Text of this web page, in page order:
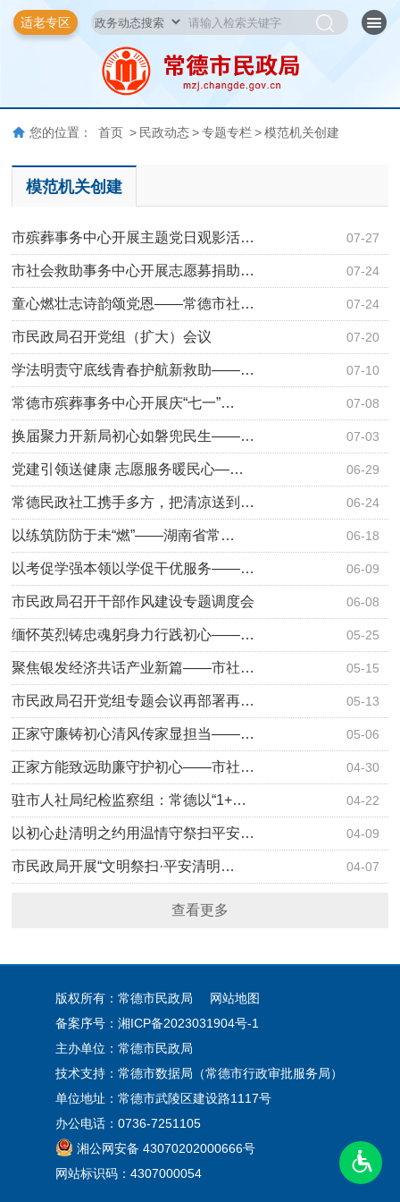
适老专区
您的位置： 首页 > 民政动态 > 专题专栏 > 模范机关创建
模范机关创建
07-27
市殡葬事务中心开展主题党日观影活…
07-24
市社会救助事务中心开展志愿募捐助…
07-24
童心燃壮志诗韵颂党恩——常德市社…
07-20
市民政局召开党组（扩大）会议
07-10
学法明责守底线青春护航新救助——…
07-08
常德市殡葬事务中心开展庆“七一”…
07-03
换届聚力开新局初心如磐兜民生——…
06-29
党建引领送健康 志愿服务暖民心—…
06-24
常德民政社工携手多方，把清凉送到…
06-18
以练筑防防于未“燃”——湖南省常…
06-09
以考促学强本领以学促干优服务——…
06-08
市民政局召开干部作风建设专题调度会
05-25
缅怀英烈铸忠魂躬身力行践初心——…
05-15
聚焦银发经济共话产业新篇——市社…
05-13
市民政局召开党组专题会议再部署再…
05-06
正家守廉铸初心清风传家显担当——…
04-30
正家方能致远助廉守护初心——市社…
04-22
驻市人社局纪检监察组：常德以“1+…
04-09
以初心赴清明之约用温情守祭扫平安…
04-07
市民政局开展“文明祭扫·平安清明…
查看更多
版权所有：常德市民政局
网站地图
备案序号： 湘ICP备2023031904号-1
主办单位：常德市民政局
技术支持：常德市数据局（常德市行政审批服务局）
单位地址：常德市武陵区建设路1117号
办公电话：0736-7251105
湘公网安备 43070202000666号
网站标识码：4307000054